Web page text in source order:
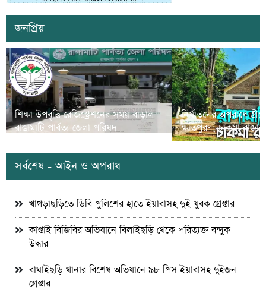
জনপ্রিয়
শিক্ষা উপবৃত্তি রেজিস্ট্রেশনের সময় বাড়াল
রাঙামাটি পার্বত্য জেলা পরিষদ
নির্যাতনের অপরাধে
ক্ষতিপুরণ; চাকমা
সর্বশেষ - আইন ও অপরাধ
খাগড়াছড়িতে ডিবি পুলিশের হাতে ইয়াবাসহ দুই যুবক গ্রেপ্তার
কাপ্তাই বিজিবির অভিযানে বিলাইছড়ি থেকে পরিত্যক্ত বন্দুক
উদ্ধার
বাঘাইছড়ি থানার বিশেষ অভিযানে ৯৮ পিস ইয়াবাসহ দুইজন
গ্রেপ্তার